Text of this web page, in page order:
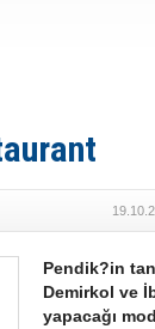
Pendik?in
Demirkol ve
yapacağı